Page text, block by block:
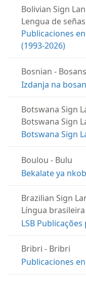
Bolivian Sign
Lengua de
Publicaciones
(1993-2026)
Bosnian -
Izdanja na
Botswana Sign
Botswana Sign
Botswana Sign
Boulou - Bulu
Bekalate ya
Brazilian Sign
Língua
LSB
Bribri - Bribri
Publicaciones